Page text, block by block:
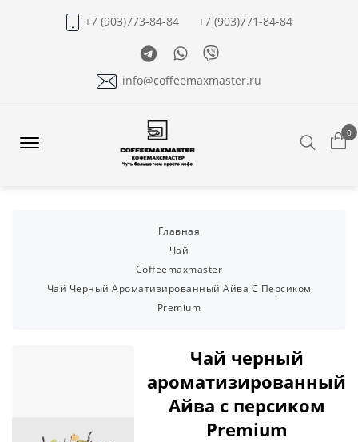
+7 (903)773-84-84
+7 (903)771-84-84
TelegramWhatsapp
Viber
info@coffeemaxmaster.ru
0
Главная
Чай
Coffeemaxmaster
Чай Черный Ароматизированный Айва С Персиком
Premium
Чай черный
ароматизированный
Айва с персиком
Premium